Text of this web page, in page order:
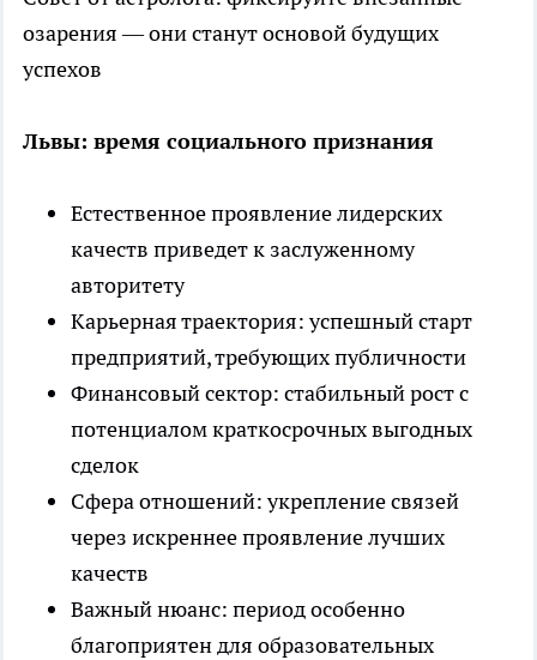
озарения — они станут основой будущих
успехов
Львы: время социального признания
Естественное проявление лидерских
качеств приведет к заслуженному
авторитету
Карьерная траектория: успешный старт
предприятий, требующих публичности
Финансовый сектор: стабильный рост с
потенциалом краткосрочных выгодных
сделок
Сфера отношений: укрепление связей
через искреннее проявление лучших
качеств
Важный нюанс: период особенно
благоприятен для образовательных